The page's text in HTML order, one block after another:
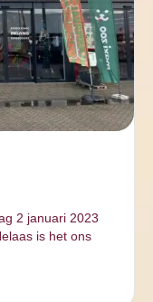
2 januari 2023
is het ons